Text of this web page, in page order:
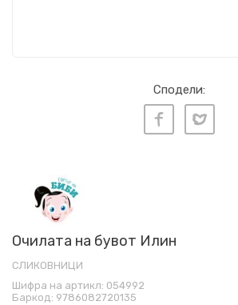
Сподели:
Очилата на бувот Илин
СЛИКОВНИЦИ
Шифра на артикл: 054992
Баркод: 9786082720135